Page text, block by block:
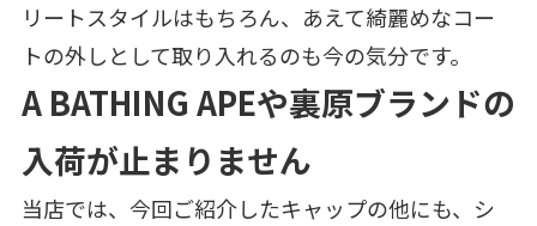
リートスタイルはもちろん、あえて綺麗めなコー
トの外しとして取り入れるのも今の気分です。
A BATHING APEや裏原ブランドの
入荷が止まりません
当店では、今回ご紹介したキャップの他にも、シ